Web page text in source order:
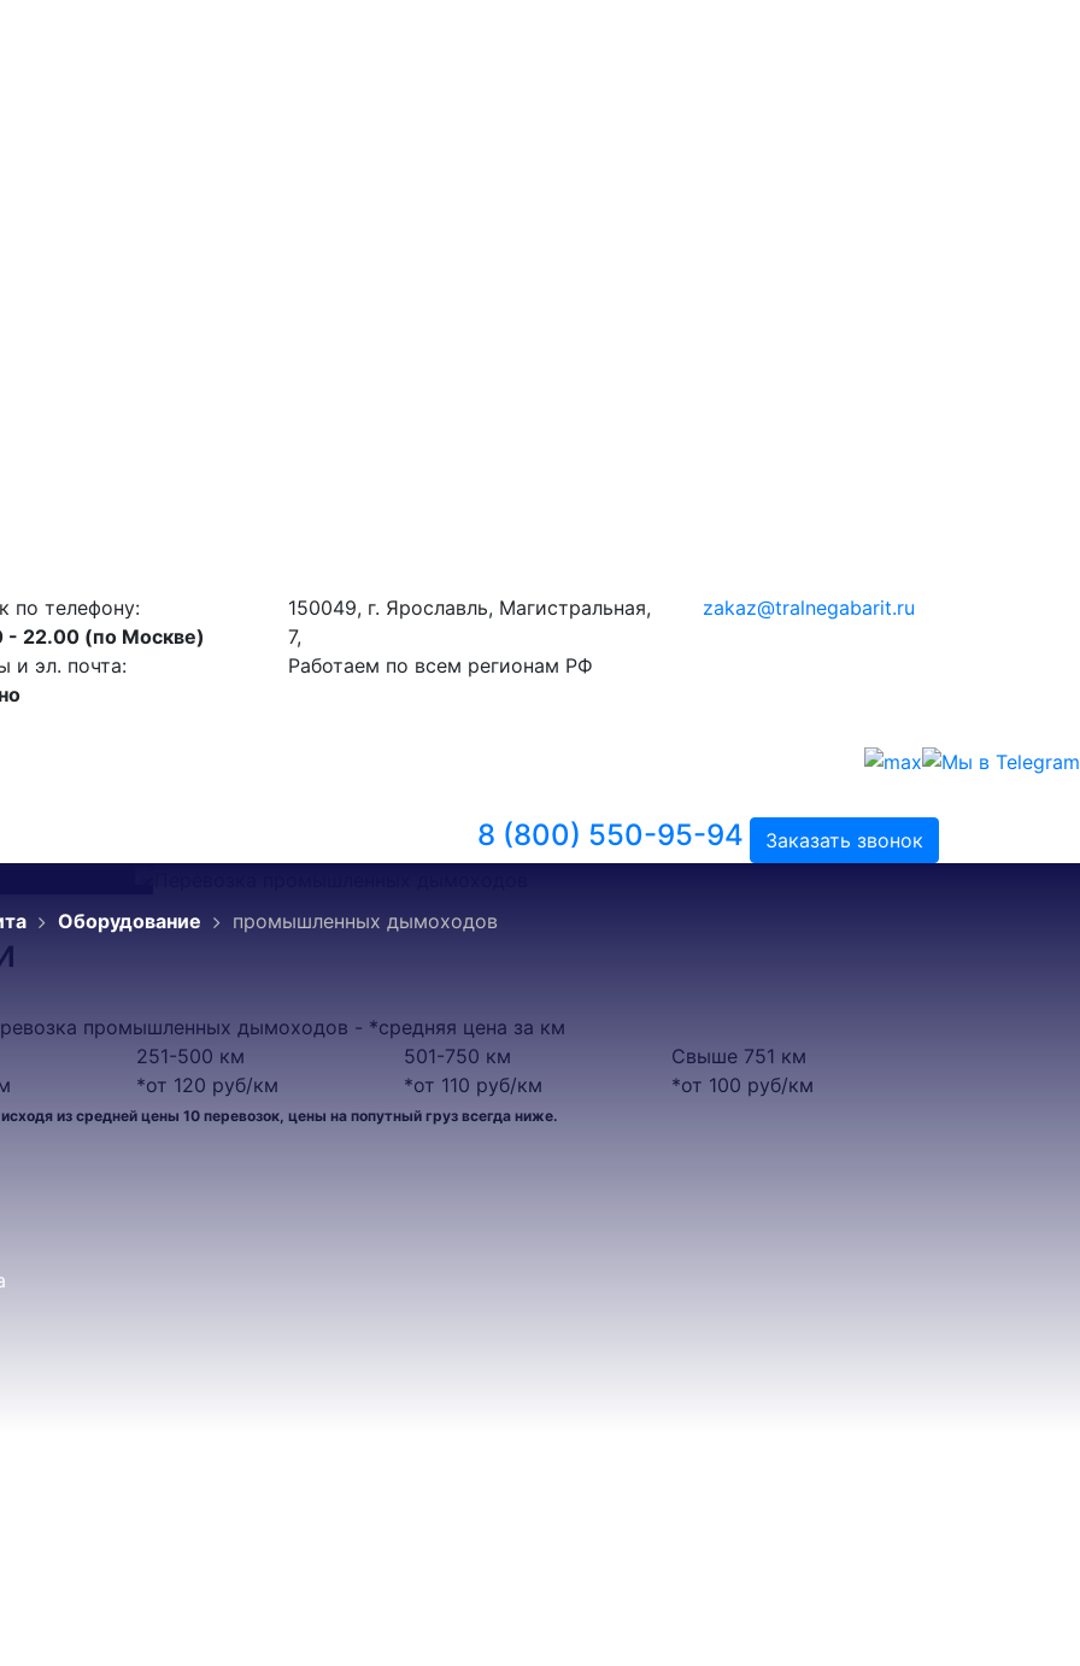
по телефону:
- 22.00 (по Москве)
и эл. почта:
150049, г. Ярославль, ​Магистральная,
7,
Работаем по всем регионам РФ
zakaz@tralnegabarit.ru
8 (800) 550-95-94 Заказать звонок
Оборудование промышленных дымоходов
промышленных дымоходов - *средняя цена за км
251-500 км
*от 120 руб/км
501-750 км
*от 110 руб/км
Свыше 751 км
*от 100 руб/км
из средней цены 10 перевозок, цены на попутный груз всегда ниже.